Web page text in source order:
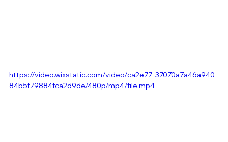
https://video.wixstatic.com/video/ca2e77_37070a7a46a940
84b5f79884fca2d9de/480p/mp4/file.mp4